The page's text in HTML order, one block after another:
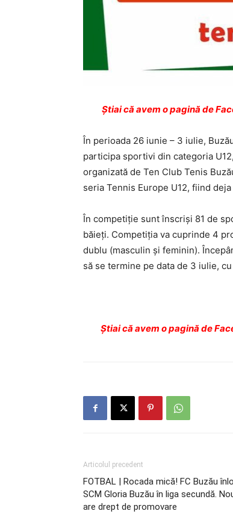
Ştiai că avem o pagină de
În perioada 26 iunie – 3 iulie,
participa sportivi din categoria
organizată de Ten Club Tenis
seria Tennis Europe U12, fiind
În competiție sunt înscriși 81 de
băieți. Competiția va cuprinde 4
dublu (masculin și feminin).
să se termine pe data de 3 iulie,
Ştiai că avem o pagină de
Articolul precedent
FOTBAL | Rocada mică! FC Buzău
SCM Gloria Buzău în liga secundă.
are drept de promovare